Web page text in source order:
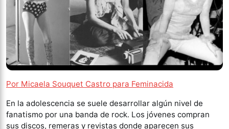
Por Micaela Souquet Castro para Feminacida
En la adolescencia se suele desarrollar algún nivel de
fanatismo por una banda de rock. Los jóvenes compran
sus discos, remeras y revistas donde aparecen sus